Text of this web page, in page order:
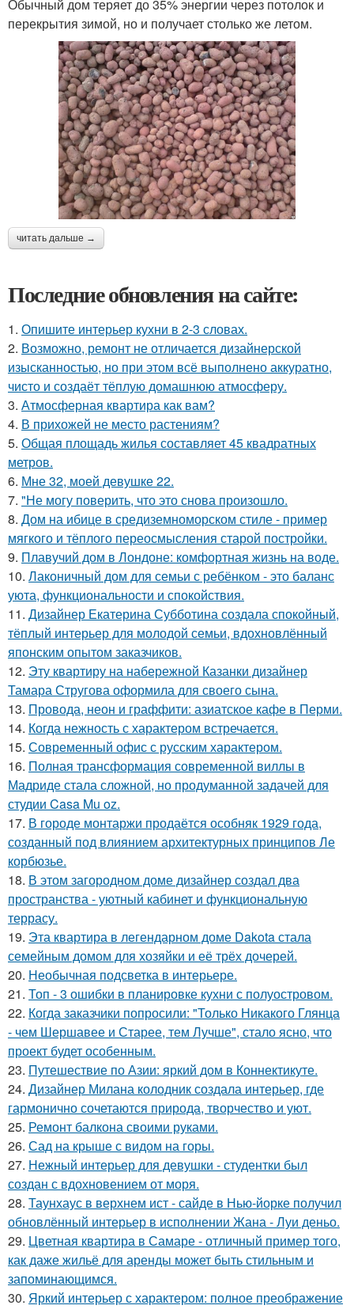
Обычный дом теряет до 35% энергии через потолок и
перекрытия зимой, но и получает столько же летом.
читать дальше →
Последние обновления на сайте:
1. Опишите интерьер кухни в 2-3 словах.
2. Возможно, ремонт не отличается дизайнерской
изысканностью, но при этом всё выполнено аккуратно,
чисто и создаёт тёплую домашнюю атмосферу.
3. Атмосферная квартира как вам?
4. В прихожей не место растениям?
5. Общая площадь жилья составляет 45 квадратных
метров.
6. Мне 32, моей девушке 22.
7. "Не могу поверить, что это снова произошло.
8. Дом на ибице в средиземноморском стиле - пример
мягкого и тёплого переосмысления старой постройки.
9. Плавучий дом в Лондоне: комфортная жизнь на воде.
10. Лаконичный дом для семьи с ребёнком - это баланс
уюта, функциональности и спокойствия.
11. Дизайнер Екатерина Субботина создала спокойный,
тёплый интерьер для молодой семьи, вдохновлённый
японским опытом заказчиков.
12. Эту квартиру на набережной Казанки дизайнер
Тамара Стругова оформила для своего сына.
13. Провода, неон и граффити: азиатское кафе в Перми.
14. Когда нежность с характером встречается.
15. Современный офис с русским характером.
16. Полная трансформация современной виллы в
Мадриде стала сложной, но продуманной задачей для
студии Casa Mu oz.
17. В городе монтаржи продаётся особняк 1929 года,
созданный под влиянием архитектурных принципов Ле
корбюзье.
18. В этом загородном доме дизайнер создал два
пространства - уютный кабинет и функциональную
террасу.
19. Эта квартира в легендарном доме Dakota стала
семейным домом для хозяйки и её трёх дочерей.
20. Необычная подсветка в интерьере.
21. Топ - 3 ошибки в планировке кухни с полуостровом.
22. Когда заказчики попросили: "Только Никакого Глянца
- чем Шершавее и Старее, тем Лучше", стало ясно, что
проект будет особенным.
23. Путешествие по Азии: яркий дом в Коннектикуте.
24. Дизайнер Милана колодник создала интерьер, где
гармонично сочетаются природа, творчество и уют.
25. Ремонт балкона своими руками.
26. Сад на крыше с видом на горы.
27. Нежный интерьер для девушки - студентки был
создан с вдохновением от моря.
28. Таунхаус в верхнем ист - сайде в Нью-йорке получил
обновлённый интерьер в исполнении Жана - Луи деньо.
29. Цветная квартира в Самаре - отличный пример того,
как даже жильё для аренды может быть стильным и
запоминающимся.
30. Яркий интерьер с характером: полное преображение